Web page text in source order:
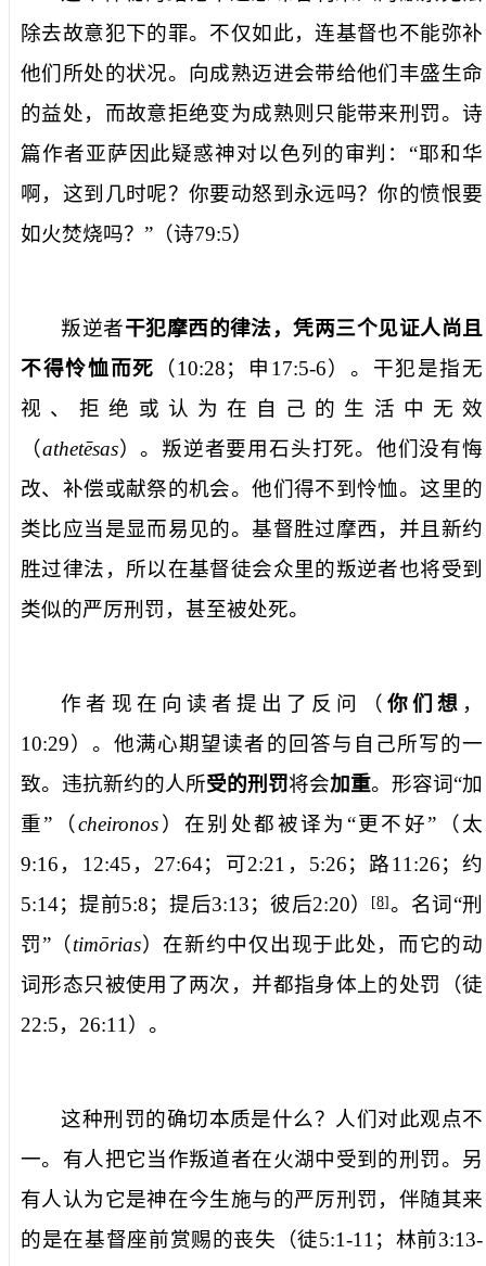
除去故意犯下的罪。不仅如此，连基督也不能弥补
他们所处的状况。向成熟迈进会带给他们丰盛生命
的益处，而故意拒绝变为成熟则只能带来刑罚。诗
篇作者亚萨因此疑惑神对以色列的审判：“耶和华
啊，这到几时呢？你要动怒到永远吗？你的愤恨要
如火焚烧吗？”（诗79:5）
叛逆者干犯摩西的律法，凭两三个见证人尚且
不得怜恤而死 （10:28；申 17:5-6）。干犯是指无
视、拒绝或认为在自己的生活中无效
（athetesas）。叛逆者要用石头打死。他们没有悔
改、补偿或献祭的机会。他们得不到怜恤。这里的
类比应当是显而易见的。基督胜过摩西，并且新约
胜过律法，所以在基督徒会众里的叛逆者也将受到
类似的严厉刑罚，甚至被处死。
作者现在向读者提出了反问（ 你们想 ，
10:29）。他满心期望读者的回答与自己所写的一
致。违抗新约的人所受的刑罚将会加重。形容词“加
重”（cheironos ）在别处都被译为“更不好”（太
9:16 ， 12:45 ， 27:64；可2:21 ， 5:26；路11:26；约
5:14；提前5:8；提后3:13；彼后2:20） [8]。名词“刑
罚”（timorias）在新约中仅出现于此处，而它的动
词形态只被使用了两次，并都指身体上的处罚（徒
22:5， 26:11 ）。
这种刑罚的确切本质是什么？人们对此观点不
一。有人把它当作叛道者在火湖中受到的刑罚。另
有人认为它是神在今生施与的严厉刑罚，伴随其来
的是在基督座前赏赐的丧失（徒5:1-11 ；林前3:13-